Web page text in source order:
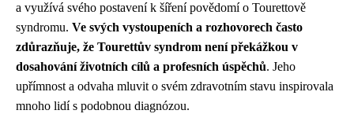
a využívá svého postavení k šíření povědomí o Tourettově
syndromu. Ve svých vystoupeních a rozhovorech často
zdůrazňuje, že Tourettův syndrom není překážkou v
dosahování životních cílů a profesních úspěchů. Jeho
upřímnost a odvaha mluvit o svém zdravotním stavu inspirovala
mnoho lidí s podobnou diagnózou.